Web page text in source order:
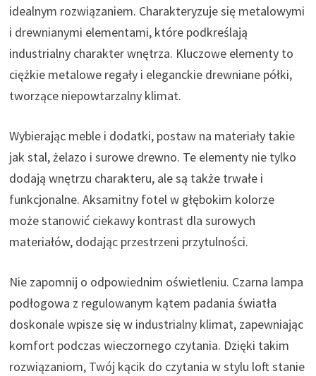
idealnym rozwiązaniem. Charakteryzuje się metalowymi
i drewnianymi elementami, które podkreślają
industrialny charakter wnętrza. Kluczowe elementy to
ciężkie metalowe regały i eleganckie drewniane półki,
tworzące niepowtarzalny klimat.
Wybierając meble i dodatki, postaw na materiały takie
jak stal, żelazo i surowe drewno. Te elementy nie tylko
dodają wnętrzu charakteru, ale są także trwałe i
funkcjonalne. Aksamitny fotel w głębokim kolorze
może stanowić ciekawy kontrast dla surowych
materiałów, dodając przestrzeni przytulności.
Nie zapomnij o odpowiednim oświetleniu. Czarna lampa
podłogowa z regulowanym kątem padania światła
doskonale wpisze się w industrialny klimat, zapewniając
komfort podczas wieczornego czytania. Dzięki takim
rozwiązaniom, Twój kącik do czytania w stylu loft stanie